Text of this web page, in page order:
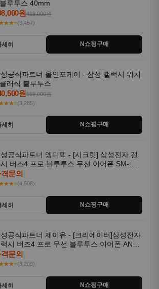
래식 블루투스
원569,000원
(3,285)
세히 N쇼핑구매
공식파트너 엠디텍 - [시크릿] 삼성전자 갤
버즈4 프로 블루투스 무선 이어폰 SM-
문의
(4,508)
세히 N쇼핑구매
공식파트너 제이유 - [크리에이터]삼성전자
시 버즈4 프로 무선 블루투스 이어폰 ANC
R640N
문의
(3,209)
세히 N쇼핑구매
공식파트너 오제앤에스 - [히든] 삼성 삼탠
미 스마트 M5 80cm(32인치) 화이트 IPTV
패키지
원
(4,385)
세히 N쇼핑구매